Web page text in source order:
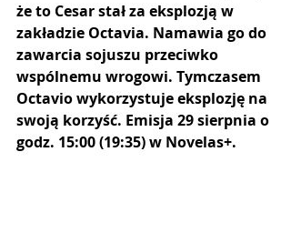
że to Cesar stał za eksplozją w
zakładzie Octavia. Namawia go do
zawarcia sojuszu przeciwko
wspólnemu wrogowi. Tymczasem
Octavio wykorzystuje eksplozję na
swoją korzyść. Emisja 29 sierpnia o
godz. 15:00 (19:35) w Novelas+.